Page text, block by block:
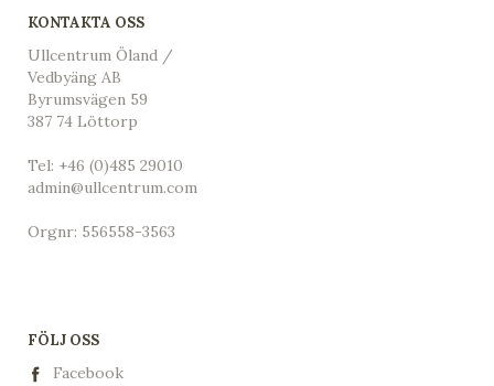
KONTAKTA OSS
Ullcentrum Öland /
Vedbyäng AB
Byrumsvägen 59
387 74 Löttorp
Tel: +46 (0)485 29010
admin@ullcentrum.com
Orgnr: 556558-3563
FÖLJ OSS
Facebook